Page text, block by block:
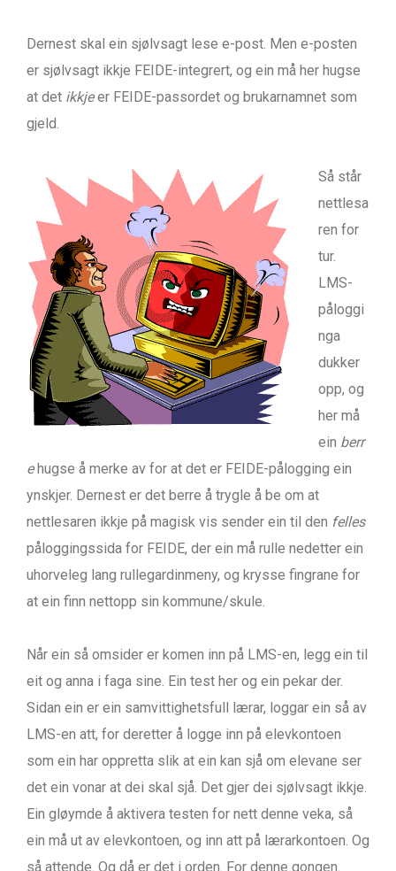
Dernest skal ein sjølvsagt lese e-post. Men e-posten
er sjølvsagt ikkje FEIDE-integrert, og ein må her hugse
at det ikkjeer FEIDE-passordet og brukarnamnet som
gjeld.
Så står
nettlesa
ren for
tur.
LMS-
påloggi
nga
dukker
opp, og
her må
ein berr
ehugse å merke av for at det er FEIDE-pålogging ein
ynskjer. Dernest er det berre å trygle å be om at
nettlesaren ikkje på magisk vis sender ein til den felles
påloggingssida for FEIDE, der ein må rulle nedetter ein
uhorveleg lang rullegardinmeny, og krysse fingrane for
at ein finn nettopp sin kommune/skule.
Når ein så omsider er komen inn på LMS-en, legg ein til
eit og anna i faga sine. Ein test her og ein pekar der.
Sidan ein er ein samvittighetsfull lærar, loggar ein så av
LMS-en att, for deretter å logge inn på elevkontoen
som ein har oppretta slik at ein kan sjå om elevane ser
det ein vonar at dei skal sjå. Det gjer dei sjølvsagt ikkje.
Ein gløymde å aktivera testen for nett denne veka, så
ein må ut av elevkontoen, og inn att på lærarkontoen. Og
så attende. Og då er det i orden. For denne gongen.